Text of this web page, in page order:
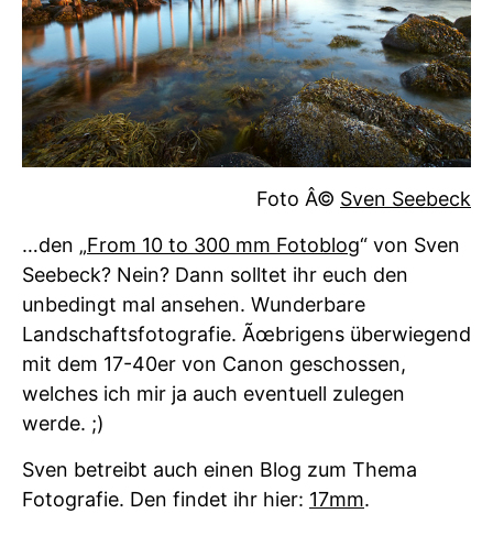
Foto Â© Sven Seebeck
…den „From 10 to 300 mm Fotoblog“ von Sven
Seebeck? Nein? Dann solltet ihr euch den
unbedingt mal ansehen. Wunderbare
Landschaftsfotografie. Ãœbrigens überwiegend
mit dem 17-40er von Canon geschossen,
welches ich mir ja auch eventuell zulegen
werde. ;)
Sven betreibt auch einen Blog zum Thema
Fotografie. Den findet ihr hier: 17mm.